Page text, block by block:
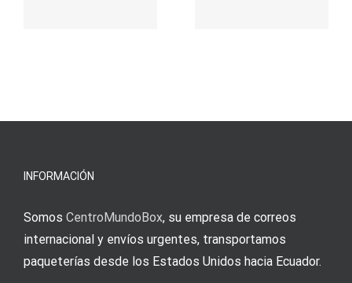
erfordert
INFORMACIÓN
Somos CentroMundoBox, su empresa de correos
internacional y envíos urgentes, transportamos
paqueterías desde los Estados Unidos hacia Ecuador.